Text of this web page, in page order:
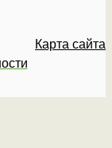
Карта сайта